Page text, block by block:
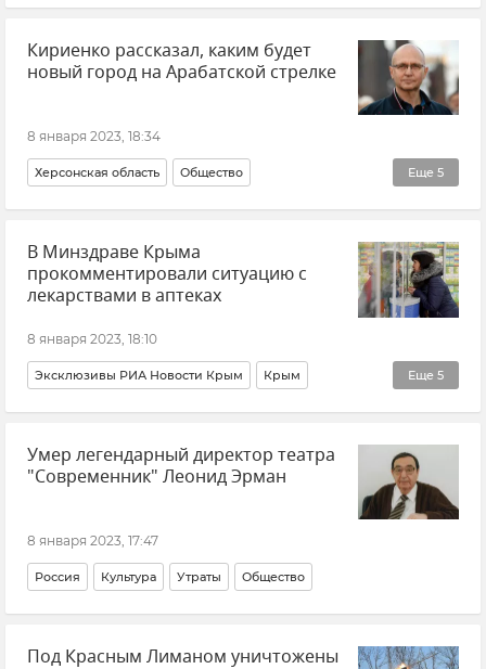
Происшествия Россия
ВСУ (Вооруженные силы Украины) Новости СВО
Безопасность
Донецкая Народная Республика (ДНР)
Запорожская область
Кириенко рассказал, каким будет
новый город на Арабатской стрелке
8 января 2023, 18:34
Еще 5
Херсонская область Общество
Новые регионы России Экономика
Арабатская стрелка Сергей Кириенко Новости
В Минздраве Крыма
прокомментировали ситуацию с
лекарствами в аптеках
8 января 2023, 18:10
Еще 5
Эксклюзивы РИА Новости Крым Крым
Минздрав Крыма Общество
ГСУ СК России по Крыму и Севастополю
СК РФ (Следственный комитет Российской Федерации)
Умер легендарный директор театра
"Современник" Леонид Эрман
8 января 2023, 17:47
Россия Культура Утраты Общество
Под Красным Лиманом уничтожены